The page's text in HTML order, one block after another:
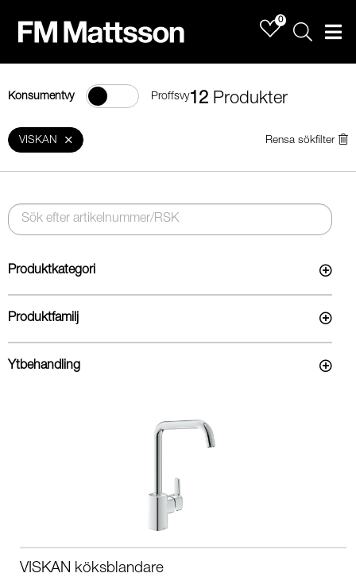
0
Sök
Konsumentvy Proffsvy12 Produkter
VISKAN Rensa sökfilter
Produktkategori
Produktfamilj
Ytbehandling
VISKAN köksblandare